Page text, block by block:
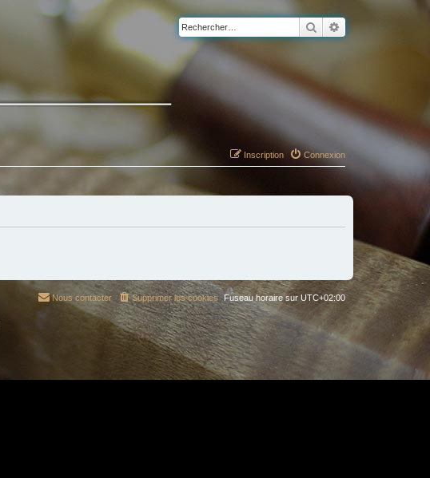
Rechercher
Connexion
Inscription
Fuseau horaire sur UTC+02:00
Supprimer les cookies
Nous contacter